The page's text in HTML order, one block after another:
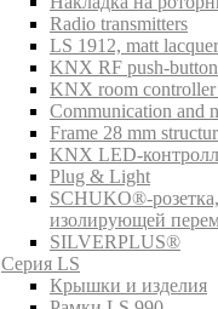
Radio transmitters
LS 1912, matt
KNX RF push-
KNX room
Communication and
Frame 28 mm
KNX LED-
Plug & Light
SCHUKO®-
изолирующей
SILVERPLUS®
Серия LS
Крышки и изделия